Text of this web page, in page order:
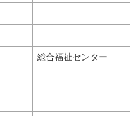
総合福祉センター